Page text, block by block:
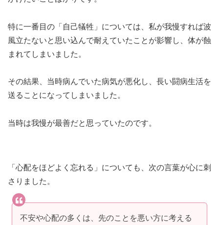
特に一番目の「自己犠牲」については、私が我慢すれば波
風立たないと思い込んで耐えていたことが影響し、体が蝕
まれてしまいました。
その結果、当時病んでいた病気が悪化し、長い闘病生活を
送ることになってしまいました。
当時は我慢が最善だと思っていたのです。
「心配をほどよく忘れる」についても、次の言葉が心に刺
さりました。
不安や心配の多くは、先のことを悪い方に考える